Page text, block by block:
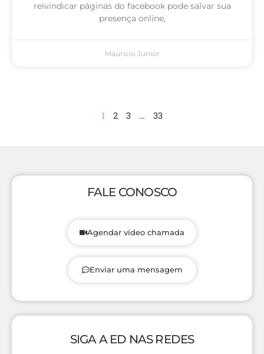
reivindicar páginas do facebook pode salvar sua
presença online,
Mauricio Junior
1 2 3 … 33
FALE CONOSCO
Agendar vídeo chamada
Enviar uma mensagem
SIGA A ED NAS REDES